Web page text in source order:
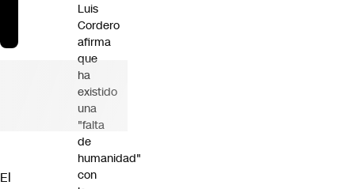
El
Luis
Cordero
afirma
que
ha
existido
una
"falta
de
humanidad"
con